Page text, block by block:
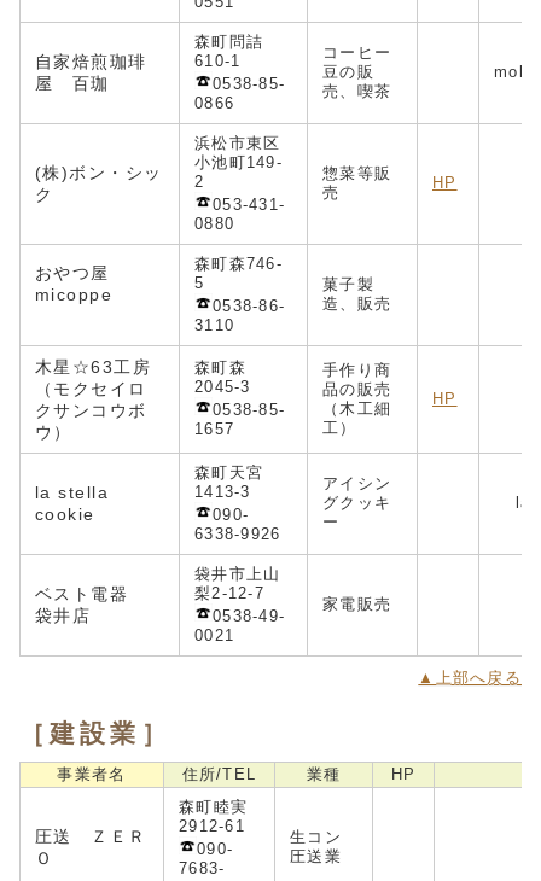
自家焙煎珈琲
屋 百珈
森町問詰
610-1
0538-85-
0866
コーヒー
豆の販
売、喫茶
(株)ボン・シッ
ク
浜松市東区
小池町149-
2
053-431-
0880
惣菜等販
売
HP
おやつ屋
micoppe
森町森746-
5
0538-86-
3110
菓子製
造、販売
木星☆63工房
（モクセイロ
クサンコウボ
ウ）
森町森
2045-3
0538-85-
1657
手作り商
品の販売
（木工細
工）
HP
la stella
cookie
森町天宮
1413-3
090-
6338-9926
アイシン
グクッキ
ー
la
ベスト電器
袋井店
袋井市上山
梨2-12-7
0538-49-
0021
家電販売
▲上部へ戻る
［建設業］
事業者名 住所/TEL 業種 HP
圧送 ＺＥＲ
Ｏ
森町睦実
2912-61
090-
7683-
生コン
圧送業